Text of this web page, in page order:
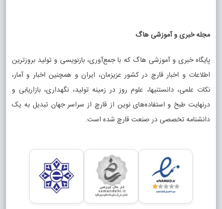
مجله خبری و آموزشی هاگ
پایگاه خبری و آموزشی هاگ که با جمع‌آوری، بازنویسی و تولید بروزترین
اطلاعات و اخبار قارچ در کشور عزیزمان، ایران و همچنین اخبار و آمار،
نکات علمی، دانستنیها، علوم روز در زمینه تولید، نگهداری، بازاریابی و
درنهایت طبخ و استفاده‌های نوین از قارچ از سراسر جهان تبدیل به یک
دانشنامه تخصصی در صنعت قارچ شده است.